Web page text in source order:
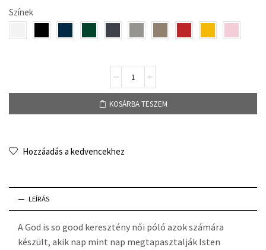
Színek
KOSÁRBA TESZEM
Hozzáadás a kedvencekhez
LEÍRÁS
A God is so good keresztény női póló azok számára
készült, akik nap mint nap megtapasztalják Isten